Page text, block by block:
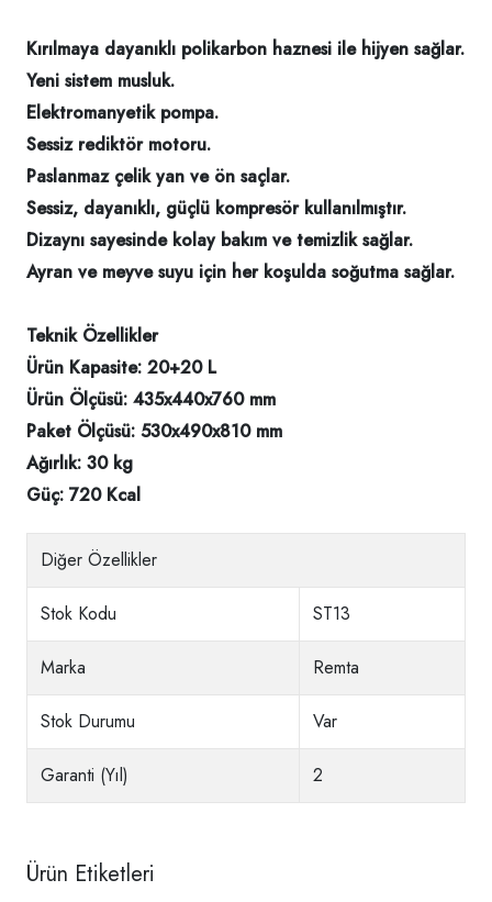
Kırılmaya dayanıklı polikarbon haznesi ile hijyen sağlar.
Yeni sistem musluk.
Elektromanyetik pompa.
Sessiz rediktör motoru.
Paslanmaz çelik yan ve ön saçlar.
Sessiz, dayanıklı, güçlü kompresör kullanılmıştır.
Dizaynı sayesinde kolay bakım ve temizlik sağlar.
Ayran ve meyve suyu için her koşulda soğutma sağlar.
Teknik Özellikler
Ürün Kapasite: 20+20 L
Ürün Ölçüsü: 435x440x760 mm
Paket Ölçüsü: 530x490x810 mm
Ağırlık: 30 kg
Güç: 720 Kcal
Diğer Özellikler
Stok Kodu ST13
Marka Remta
Stok Durumu Var
Garanti (Yıl) 2
Ürün Etiketleri